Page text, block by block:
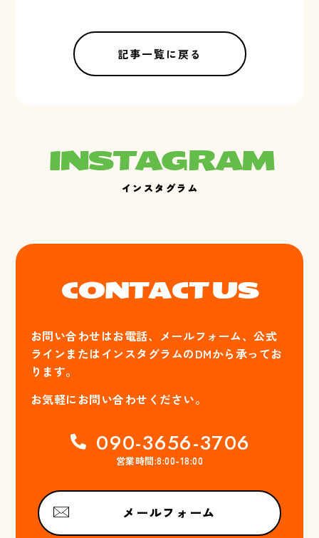
記事一覧に戻る
INSTAGRAM
インスタグラム
CONTACT US
お問い合わせはお電話、メールフォーム、公式
ラインまたはインスタグラムのDMから承ってお
ります。
お気軽にお問い合わせください。
090-3656-3706
営業時間:8:00-18:00
メールフォーム